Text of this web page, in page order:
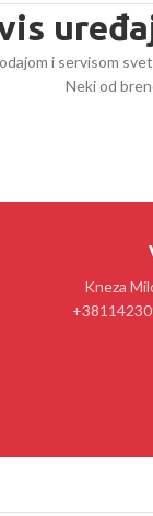
i servisom
Neki od
Kneza